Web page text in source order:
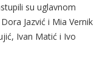
su uglavnom
Jazvić i Mia Vernik
Ivan Matić i Ivo